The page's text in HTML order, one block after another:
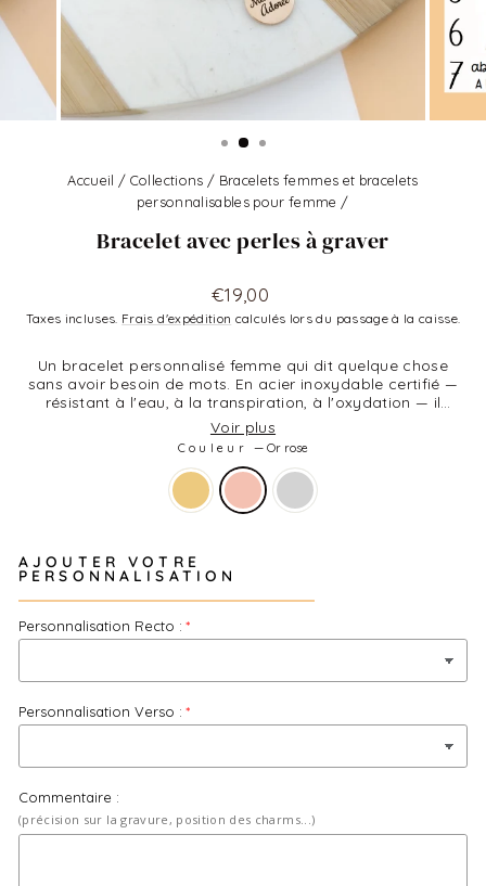
Accueil / Collections / Bracelets femmes et bracelets
personnalisables pour femme /
Bracelet avec perles à graver
Prix
régulier
€19,00
Taxes incluses. Frais d'expédition calculés lors du passage à la caisse.
Un bracelet personnalisé femme qui dit quelque chose
sans avoir besoin de mots. En acier inoxydable certifié —
résistant à l'eau, à la transpiration, à l'oxydation — il
accueille votre gravure au laser avec une précision
remarquable : prénom, date, initiales ou message court.
Idéal comme cadeau personnalisé pour une naissance, un
anniversaire, la fête des mères ou simplement pour
marquer un moment. Chez Bliche, chaque bijou est gravé à
la commande et expédié dans un emballage cadeau
Voir plus
Couleur—Or rose
AJOUTER VOTRE
PERSONNALISATION
Personnalisation Recto :
Personnalisation Verso :
Commentaire :
(précision sur la gravure, position des charms...)